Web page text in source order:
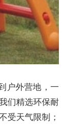
户外营地，一
们精选环保耐
受天气限制；